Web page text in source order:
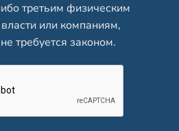
третьим физическим
или компаниям,
требуется законом.